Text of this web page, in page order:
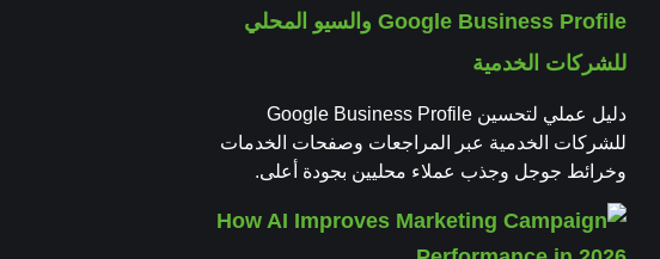
Google Business Profile والسيو المحلي
للشركات الخدمية
دليل عملي لتحسين Google Business Profile
للشركات الخدمية عبر المراجعات وصفحات الخدمات
وخرائط جوجل وجذب عملاء محليين بجودة أعلى.